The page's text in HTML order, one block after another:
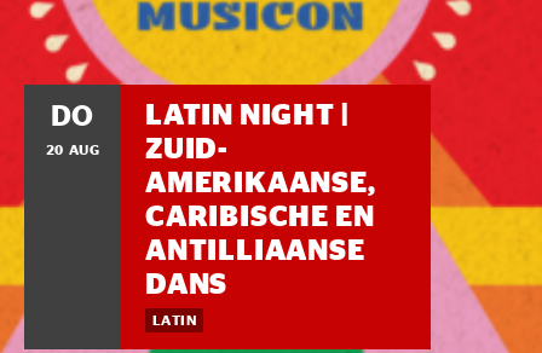
DO
20 AUG
LATIN NIGHT |
ZUID-
AMERIKAANSE,
CARIBISCHE EN
ANTILLIAANSE
DANS
LATIN